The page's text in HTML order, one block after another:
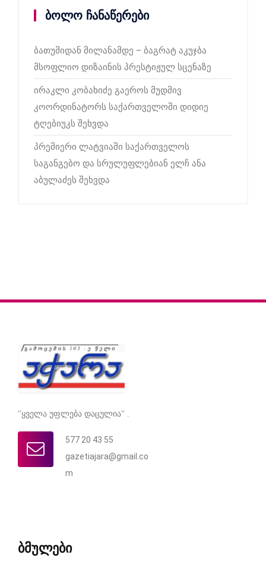
ბოლო ჩანაწერები
ბათუმიდან მილანამდე – ბაგრატ აკუჯბა
მსოფლიო დიზაინის პრესტიჟულ სცენაზე
ირაკლი კობახიძე გაეროს მუდმივ
კოორდინატორს საქართველოში დიდიე
ტღებიუკს შეხვდა
პრემიერი ლატვიაში საქართველოს
საგანგებო და სრულუფლებიან ელჩ ანა
აბულაძეს შეხვდა
"ყველა უფლება დაცულია" .
577 20 43 55
gazetiajara@gmail.co
m
ბმულები